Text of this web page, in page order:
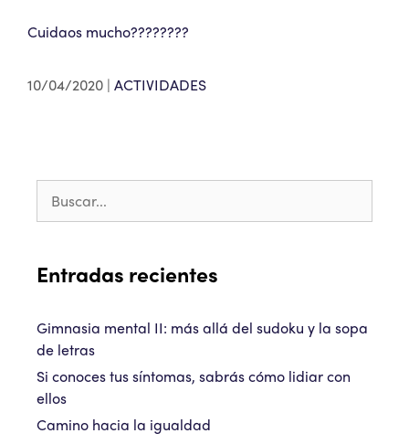
Cuidaos mucho????????
10/04/2020 ACTIVIDADES
Entradas recientes
Gimnasia mental II: más allá del sudoku y la sopa
de letras
Si conoces tus síntomas, sabrás cómo lidiar con
ellos
Camino hacia la igualdad